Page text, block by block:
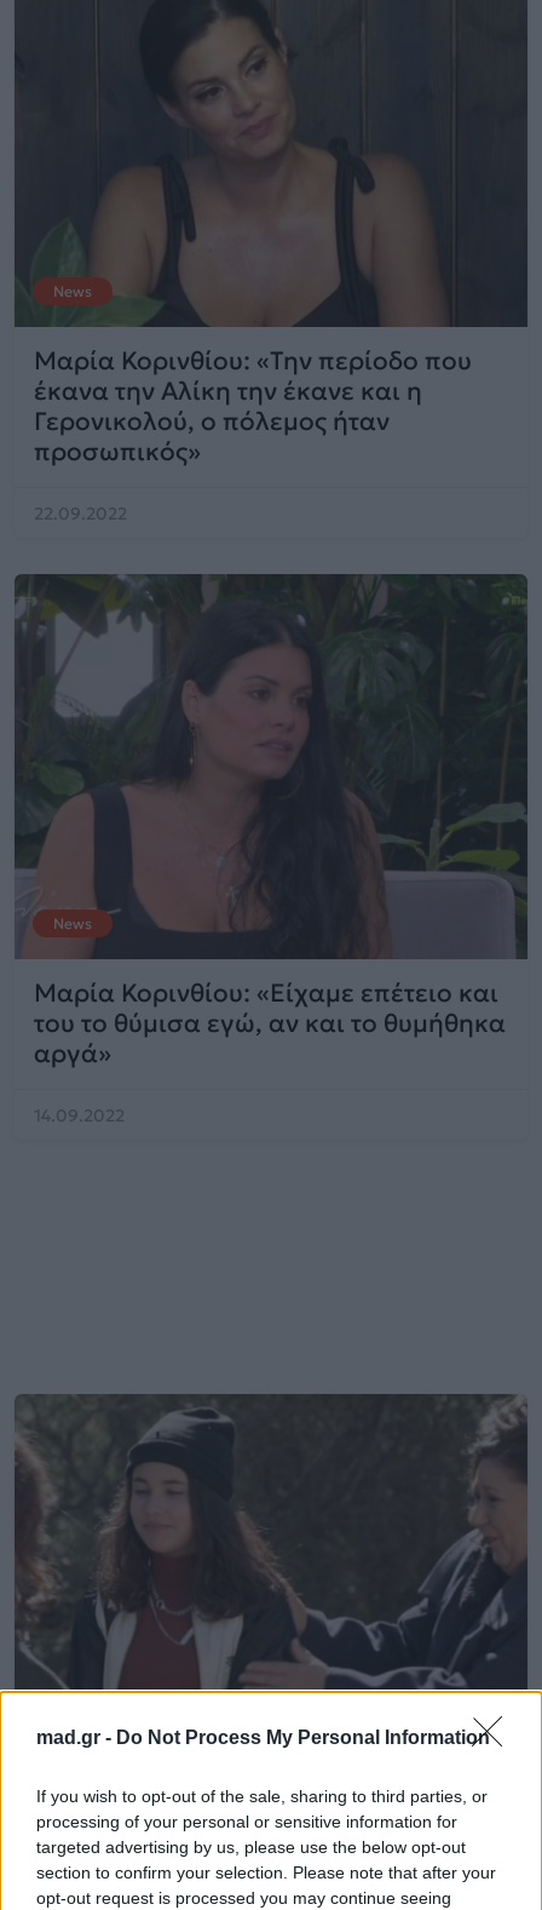
mad.gr - Do Not Process My Personal Information
If you wish to opt-out of the sale, sharing to third parties, or
processing of your personal or sensitive information for
targeted advertising by us, please use the below opt-out
section to confirm your selection. Please note that after your
opt-out request is processed you may continue seeing
News
Μαρία Κορινθίου: «Την περίοδο που
έκανα την Αλίκη την έκανε και η
Γερονικολού, ο πόλεμος ήταν
προσωπικός»
22.09.2022
News
Μαρία Κορινθίου: «Είχαμε επέτειο και
του το θύμισα εγώ, αν και το θυμήθηκα
αργά»
14.09.2022
News
Η κόρη της Μαρίας Κορινθίου & του
Γιάννη Αϊβάζη έκανε την πρώτη της
τηλεοπτική εμφάνιση!